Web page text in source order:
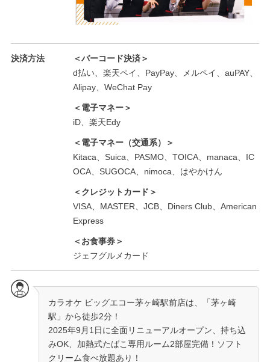
カラオケ ビッグエコー茅ヶ崎駅前店は、「茅ヶ崎
駅」から徒歩2分！
2025年9月1日に全面リニューアルオープン、持ち込
みOK、加熱式たばこ専用ルーム2部屋完備！ソフト
クリーム食べ放題あり！
決済方法
＜バーコード決済＞
d払い、楽天ペイ、PayPay、メルペイ、auPAY、
Alipay、WeChat Pay
＜電子マネー＞
iD、楽天Edy
＜電子マネー（交通系）＞
Kitaca、Suica、PASMO、TOICA、manaca、IC
OCA、SUGOCA、nimoca、はやかけん
＜クレジットカード＞
VISA、MASTER、JCB、Diners Club、American
Express
＜お食事券＞
ジェフグルメカード